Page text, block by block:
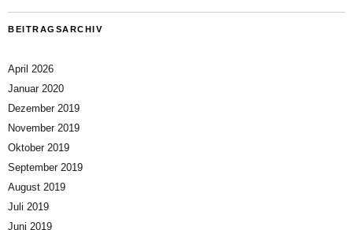
BEITRAGSARCHIV
April 2026
Januar 2020
Dezember 2019
November 2019
Oktober 2019
September 2019
August 2019
Juli 2019
Juni 2019